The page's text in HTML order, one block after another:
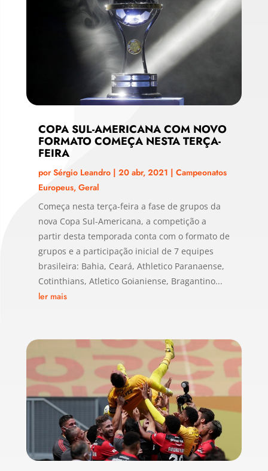
COPA SUL-AMERICANA COM NOVO
FORMATO COMEÇA NESTA TERÇA-
FEIRA
porSérgio Leandro| 20 abr, 2021 | Campeonatos
Europeus, Geral
Começa nesta terça-feira a fase de grupos da
nova Copa Sul-Americana, a competição a
partir desta temporada conta com o formato de
grupos e a participação inicial de 7 equipes
brasileira: Bahia, Ceará, Athletico Paranaense,
Cotinthians, Atletico Goianiense, Bragantino...
ler mais